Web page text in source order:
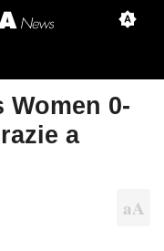
Women 0-
a